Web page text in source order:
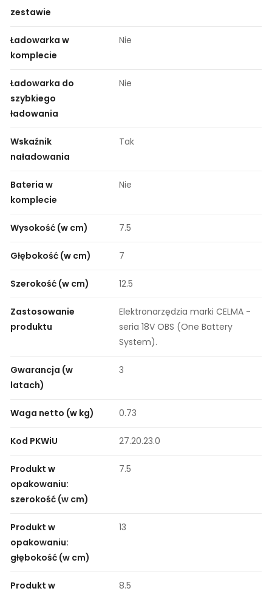
zestawie
Ładowarka w
komplecie
Nie
Ładowarka do
szybkiego
ładowania
Nie
Wskaźnik
naładowania
Tak
Bateria w
komplecie
Nie
Wysokość (w cm) 7.5
Głębokość (w cm) 7
Szerokość (w cm) 12.5
Zastosowanie
produktu
Elektronarzędzia marki CELMA -
seria 18V OBS (One Battery
System).
Gwarancja (w
latach)
3
Waga netto (w kg) 0.73
Kod PKWiU 27.20.23.0
Produkt w
opakowaniu:
szerokość (w cm)
7.5
Produkt w
opakowaniu:
głębokość (w cm)
13
Produkt w
8.5